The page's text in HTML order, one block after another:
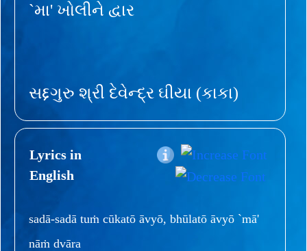
`મા' ખોલીને દ્વાર
સદ્દગુરુ શ્રી દેવેન્દ્ર ઘીયા (કાકા)
Lyrics in
English
sadā-sadā tuṁ cūkatō āvyō, bhūlatō āvyō `mā'
nāṁ dvāra